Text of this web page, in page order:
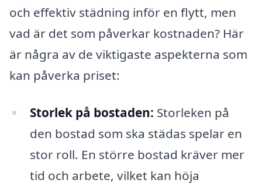
och effektiv städning inför en flytt, men
vad är det som påverkar kostnaden? Här
är några av de viktigaste aspekterna som
kan påverka priset:
Storlek på bostaden: Storleken på
den bostad som ska städas spelar en
stor roll. En större bostad kräver mer
tid och arbete, vilket kan höja